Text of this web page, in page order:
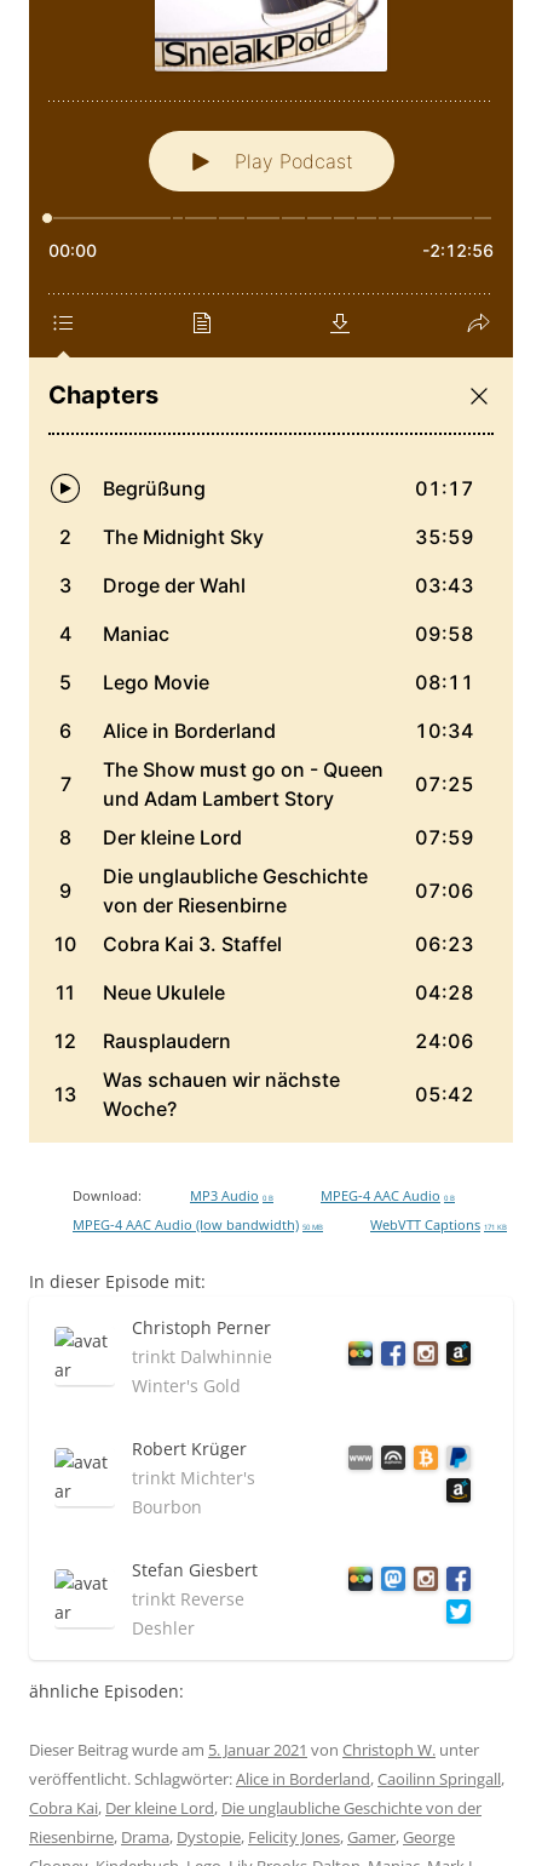
Download: MP3 Audio 0 B MPEG-4 AAC Audio 0 B
MPEG-4 AAC Audio (low bandwidth) 50 MB WebVTT Captions 171 KB
In dieser Episode mit:
Christoph Perner
trinkt Dalwhinnie
Winter's Gold
Robert Krüger
trinkt Michter's
Bourbon
Stefan Giesbert
trinkt Reverse
Deshler
ähnliche Episoden:
Dieser Beitrag wurde am 5. Januar 2021 von Christoph W. unter
veröffentlicht. Schlagwörter:Alice in Borderland,Caoilinn Springall,
Cobra Kai, Der kleine Lord, Die unglaubliche Geschichte von der
Riesenbirne, Drama, Dystopie, Felicity Jones,Gamer,George